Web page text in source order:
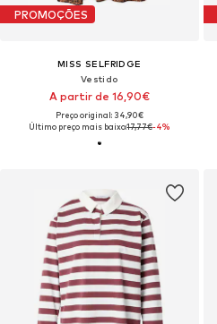
PROMOÇÕES
MISS SELFRIDGE
Vestido
A partir de 16,90€
Preço original: 34,90€
Último preço mais baixo:17,77€-4%